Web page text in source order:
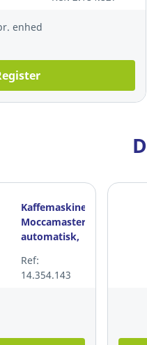
enhed
Kaffemaskine,
Moccamaster,
automatisk,
Ref:
14.354.143